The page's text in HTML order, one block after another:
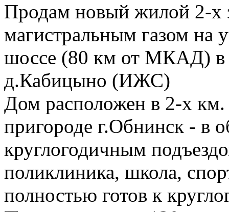
Продам новый жилой 2-х
магистральным газом на
шоссе (80 км от МКАД) в
д.Кабицыно (ИЖС)
Дом расположен в 2-х км.
пригороде г.Обнинск - в
круглогодичным
поликлиника, школа,
полностью готов к